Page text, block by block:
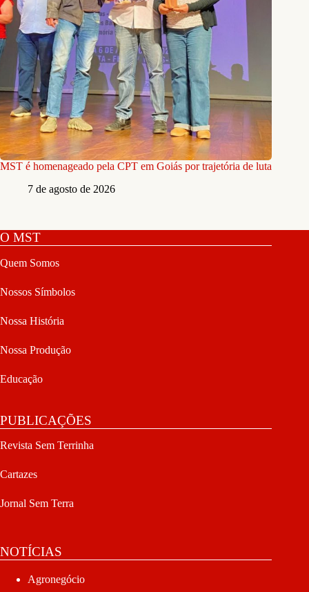
MST é homenageado pela CPT em Goiás por trajetória de luta
7 de agosto de 2026
O MST
Quem Somos
Nossos Símbolos
Nossa História
Nossa Produção
Educação
PUBLICAÇÕES
Revista Sem Terrinha
Cartazes
Jornal Sem Terra
NOTÍCIAS
Agronegócio